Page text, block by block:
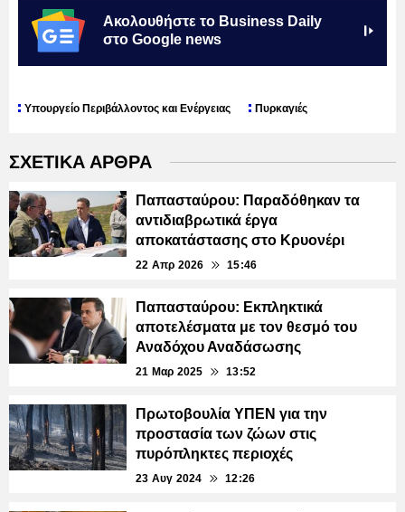
Ακολουθήστε το Business Daily
στο Google news
Υπουργείο Περιβάλλοντος και Ενέργειας Πυρκαγιές
ΣΧΕΤΙΚΑ ΑΡΘΡΑ
Παπασταύρου: Παραδόθηκαν τα
αντιδιαβρωτικά έργα
αποκατάστασης στο Κρυονέρι
22 Απρ 2026 15:46
Παπασταύρου: Εκπληκτικά
αποτελέσματα με τον θεσμό του
Αναδόχου Αναδάσωσης
21 Μαρ 2025 13:52
Πρωτοβουλία ΥΠΕΝ για την
προστασία των ζώων στις
πυρόπληκτες περιοχές
23 Αυγ 2024 12:26